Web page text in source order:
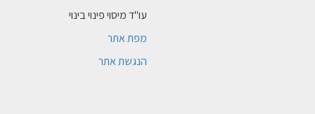
עו"ד מיסוי פינוי בינוי
מפת אתר
הנגשת אתר